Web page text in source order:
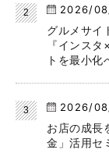
2026/
グルメサイ
『インス
トを最小化
2026/
お店の成長
金」活用セ